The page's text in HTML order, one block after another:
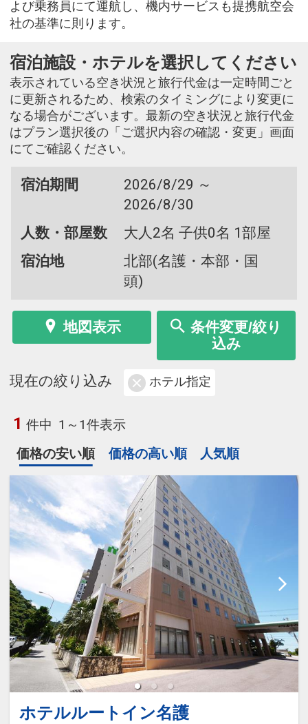
よび乗務員にて運航し、機内サービスも提携航空会
社の基準に則ります。
宿泊施設・ホテルを選択してください
表示されている空き状況と旅行代金は一定時間ごと
に更新されるため、検索のタイミングにより変更に
なる場合がございます。最新の空き状況と旅行代金
はプラン選択後の「ご選択内容の確認・変更」画面
にてご確認ください。
宿泊期間
2026/8/29 ～
2026/8/30
人数・部屋数
大人2名 子供0名 1部屋
宿泊地
北部(名護・本部・国
頭)
地図表示
条件変更/絞り
込み
現在の絞り込み ホテル指定
1 件中 1～1件表示
価格の安い順
価格の高い順 人気順
ホテルルートイン名護